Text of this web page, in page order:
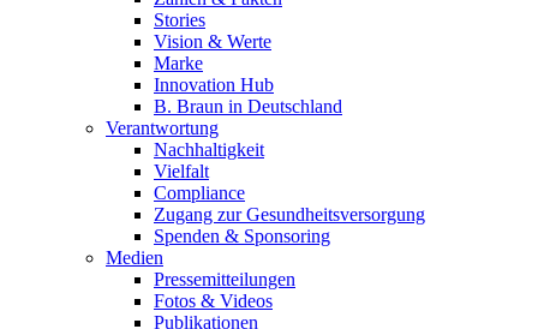
Stories
Vision & Werte
Marke
Innovation Hub
B. Braun in Deutschland
Verantwortung
Nachhaltigkeit
Vielfalt
Compliance
Zugang zur Gesundheitsversorgung
Spenden & Sponsoring
Medien
Pressemitteilungen
Fotos & Videos
Publikationen